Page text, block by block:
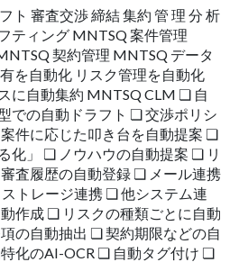
ト 審査交渉 締結 集約 管 理 分 析
ティング MNTSQ 案件管理
契約管理 MNTSQ データ
を自動化 リスク管理を自動化
に自動集約 MNTSQ CLM ❏ 自
での自動ドラフト ❏ 交渉ポリシ
件に応じた叩き台を自動提案 ❏
化」 ❏ ノウハウの自動提案 ❏ リ
査履歴の自動登録 ❏ メール連携
トレージ連携 ❏ 他システム連
作成 ❏ リスクの種類ごとに自動
の自動抽出 ❏ 契約期限などの自
化のAI-OCR ❏ 自動タグ付け ❏